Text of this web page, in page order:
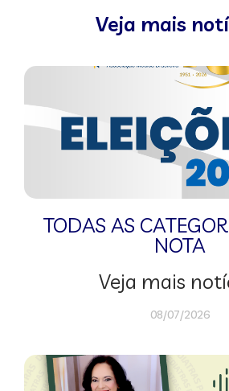
Veja mais
TODAS AS
NOTA
Veja mais
08/07/2026